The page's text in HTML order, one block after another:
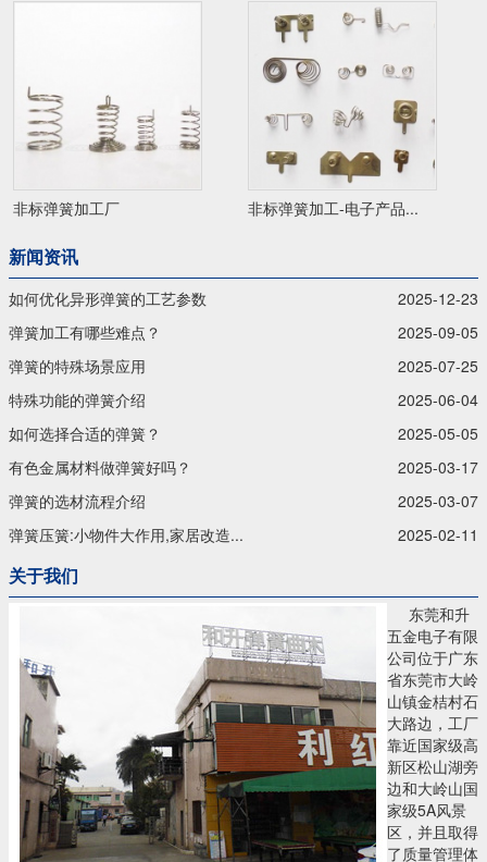
非标弹簧加工厂 非标弹簧加工-电子产品...
新闻资讯
如何优化异形弹簧的工艺参数
2025-12-23
弹簧加工有哪些难点？
2025-09-05
弹簧的特殊场景应用
2025-07-25
特殊功能的弹簧介绍
2025-06-04
如何选择合适的弹簧？
2025-05-05
有色金属材料做弹簧好吗？
2025-03-17
弹簧的选材流程介绍
2025-03-07
弹簧压簧:小物件大作用,家居改造...
2025-02-11
关于我们
东莞和升
五金电子有限
公司位于广东
省东莞市大岭
山镇金桔村石
大路边，工厂
靠近国家级高
新区松山湖旁
边和大岭山国
家级5A风景
区，并且取得
了质量管理体